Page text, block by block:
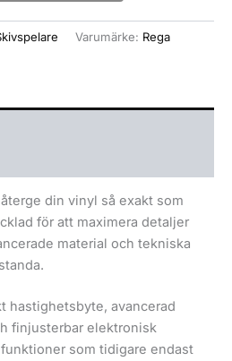
Varumärke: Rega
din vinyl så exakt som
för att maximera detaljer
material och tekniska
hastighetsbyte, avancerad
finjusterbar elektronisk
som tidigare endast